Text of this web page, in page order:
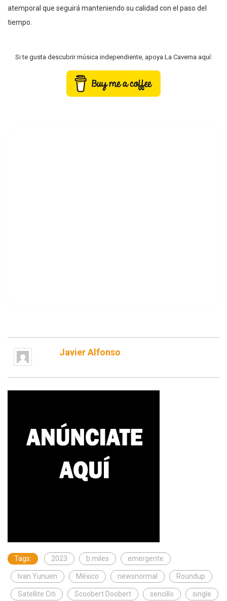
atemporal que seguirá manteniendo su calidad con el paso del
tiempo.
Si te gusta descubrir música independiente, apoya La Caverna aquí:
Javier Alfonso
Tags: 2023 b.miles emergente
Ivan Yunuen México newsnormal Roundup
Satellite Citi Scoobert Doobert sencillo single